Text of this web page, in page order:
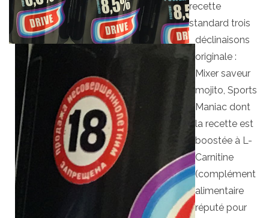
recette
standard trois
déclinaisons
originale :
Mixer saveur
mojito, Sports
Maniac dont
la recette est
boostée à L-
Carnitine
(complément
alimentaire
réputé pour